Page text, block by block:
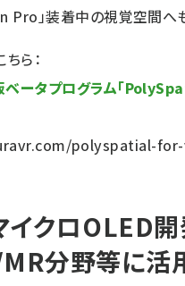
Pro」装着中の視覚空間へ
ら：
タプログラム「
polyspatial-
イクロOLED
MR分野等に活